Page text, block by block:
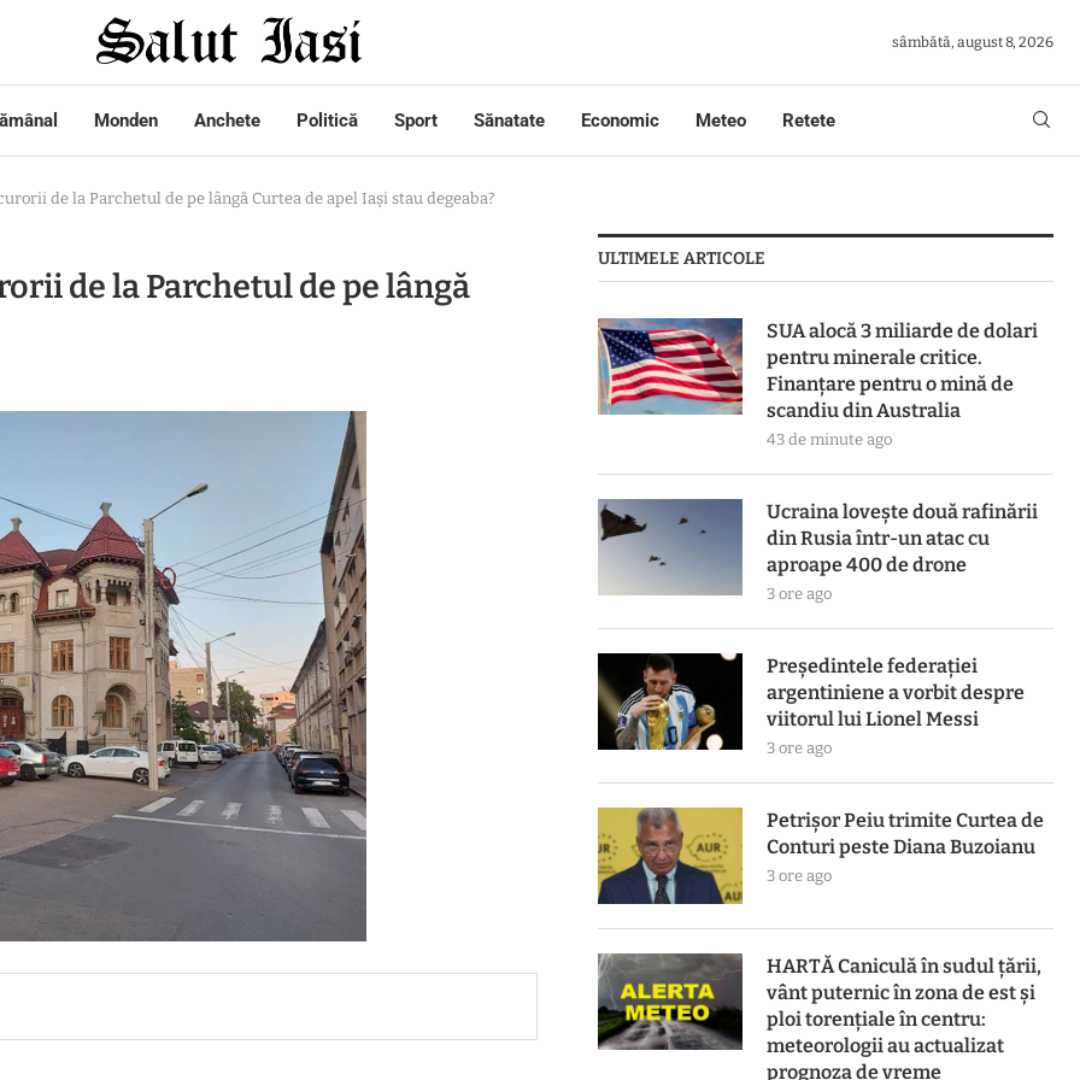
sâmbătă, august 8, 2026
Monden Anchete Politică Sport Sănatate Economic Meteo Retete
de la Parchetul de pe lângă Curtea de apel Iași stau degeaba?
de la Parchetul de pe lângă
ULTIMELE ARTICOLE
SUA alocă 3 miliarde de dolari
pentru minerale critice.
Finanțare pentru o mină de
scandiu din Australia
43 de minute ago
Ucraina lovește două rafinării
din Rusia într-un atac cu
aproape 400 de drone
3 ore ago
Președintele federației
argentiniene a vorbit despre
viitorul lui Lionel Messi
3 ore ago
Petrișor Peiu trimite Curtea de
Conturi peste Diana Buzoianu
3 ore ago
HARTĂ Caniculă în sudul țării,
vânt puternic în zona de est și
ploi torențiale în centru:
meteorologii au actualizat
prognoza de vreme